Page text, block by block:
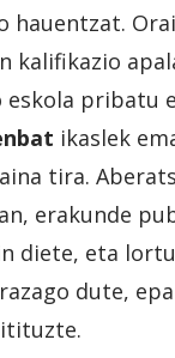
hauentzat.
kalifikazio
eskola pribatu
ikaslek
tira.
erakunde
diete, eta
dute,